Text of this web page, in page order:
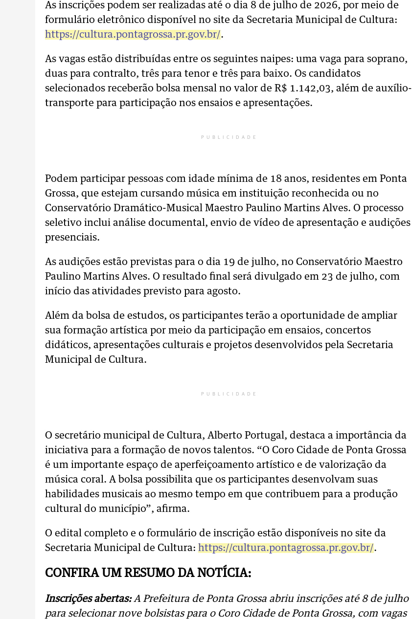
As inscrições podem ser realizadas até o dia 8 de julho de 2026, por meio de
formulário eletrônico disponível no site da Secretaria Municipal de Cultura:
https://cultura.pontagrossa.pr.gov.br/.
As vagas estão distribuídas entre os seguintes naipes: uma vaga para soprano,
duas para contralto, três para tenor e três para baixo. Os candidatos
selecionados receberão bolsa mensal no valor de R$ 1.142,03, além de auxílio-
transporte para participação nos ensaios e apresentações.
PUBLICIDADE
Podem participar pessoas com idade mínima de 18 anos, residentes em Ponta
Grossa, que estejam cursando música em instituição reconhecida ou no
Conservatório Dramático-Musical Maestro Paulino Martins Alves. O processo
seletivo inclui análise documental, envio de vídeo de apresentação e audições
presenciais.
As audições estão previstas para o dia 19 de julho, no Conservatório Maestro
Paulino Martins Alves. O resultado final será divulgado em 23 de julho, com
início das atividades previsto para agosto.
Além da bolsa de estudos, os participantes terão a oportunidade de ampliar
sua formação artística por meio da participação em ensaios, concertos
didáticos, apresentações culturais e projetos desenvolvidos pela Secretaria
Municipal de Cultura.
PUBLICIDADE
O secretário municipal de Cultura, Alberto Portugal, destaca a importância da
iniciativa para a formação de novos talentos. “O Coro Cidade de Ponta Grossa
é um importante espaço de aperfeiçoamento artístico e de valorização da
música coral. A bolsa possibilita que os participantes desenvolvam suas
habilidades musicais ao mesmo tempo em que contribuem para a produção
cultural do município”, afirma.
O edital completo e o formulário de inscrição estão disponíveis no site da
Secretaria Municipal de Cultura: https://cultura.pontagrossa.pr.gov.br/.
CONFIRA UM RESUMO DA NOTÍCIA:
Inscrições abertas:A Prefeitura de Ponta Grossa abriu inscrições até 8 de julho
para selecionar nove bolsistas para o Coro Cidade de Ponta Grossa, com vagas